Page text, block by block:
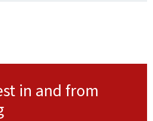
in and from